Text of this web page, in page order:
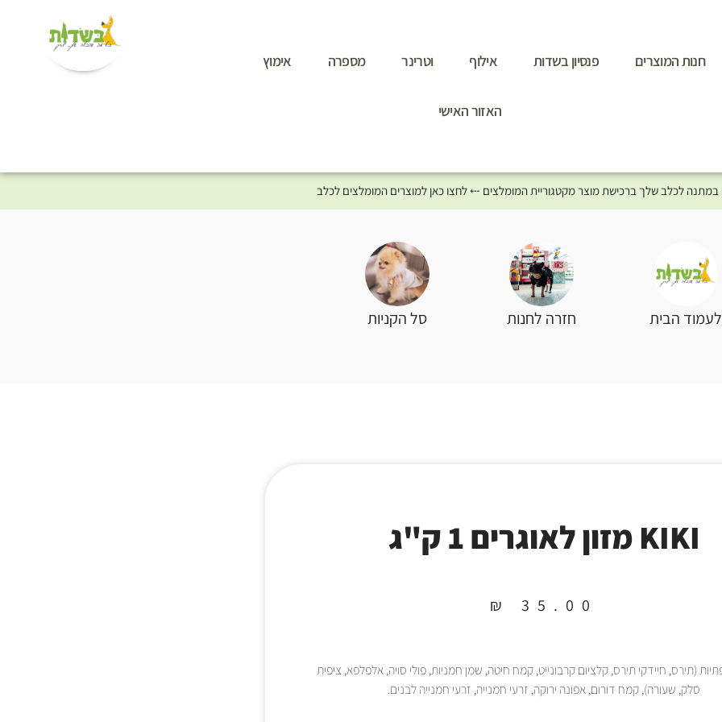
חנות המוצרים פנסיון בשדות אילוף וטרינר מספרה אימוץ
האזור האישי
לעמוד הבית חזרה לחנות סל הקניות
KIKI מזון לאוגרים 1 ק"ג
₪ 35.00
(תירס, חיידקי תירס, קלציום קרבונייט, קמח חיטה, שמן חמניות, פולי סויה, אלפלפא, ציפית
סלק, שעורה), קמח דורום, אפונה ירוקה, זרעי חמנייה, זרעי חמנייה לבנים.